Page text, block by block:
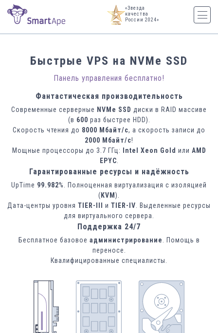
«Звезда
качества
России 2024»
Быстрые VPS на NVMe SSD
Панель управления бесплатно!
Фантастическая производительность
Современные серверные NVMe SSD диски в RAID массиве
(в 600 раз быстрее HDD).
Скорость чтения до 8000 Мбайт/с, а скорость записи до
2000 Мбайт/с!
Мощные процессоры до 3.7 ГГц:
Intel Xeon Gold или AMD
EPYC
Гарантированные ресурсы и надёжность
UpTime 99.982%. Полноценная виртуализация с изоляцией
( KVM ).
Дата-центры уровня TIER-III и TIER-IV . Выделенные ресурсы
для виртуального сервера.
Поддержка 24/7
Бесплатное базовое администрирование . Помощь в
переносе.
Квалифицированные специалисты.